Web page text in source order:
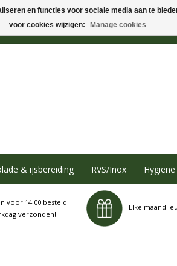
& ijsbereiding RVS/Inox
voor 14:00 besteld
verzonden!
Elke maand
en functies voor sociale media aan te
voor cookies wijzigen:
Manage cookies